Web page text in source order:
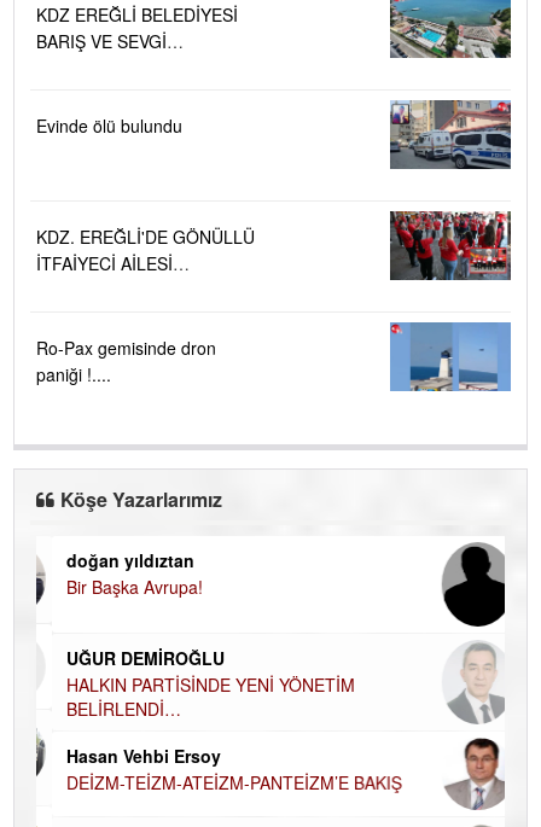
KDZ EREĞLİ BELEDİYESİ
BARIŞ VE SEVGİ
Evinde ölü bulundu
KDZ. EREĞLİ'DE GÖNÜLLÜ
İTFAİYECİ AİLESİ
Ro-Pax gemisinde dron
paniği !....
Köşe Yazarlarımız
doğan yıldıztan
Bir Başka Avrupa!
UĞUR DEMİROĞLU
HALKIN PARTİSİNDE YENİ YÖNETİM
BELİRLENDİ…
Hasan Vehbi Ersoy
DEİZM-TEİZM-ATEİZM-PANTEİZM’E BAKIŞ